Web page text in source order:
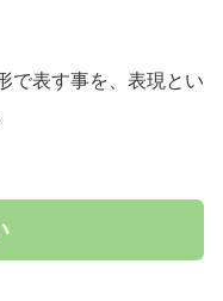
で表す事を、表現とい